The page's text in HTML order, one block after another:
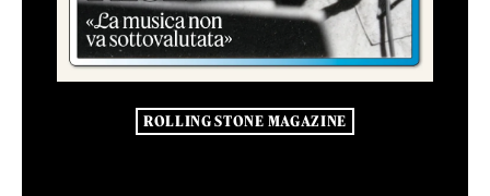
ROLLING STONE MAGAZINE